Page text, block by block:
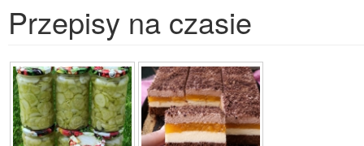
Przepisy na czasie